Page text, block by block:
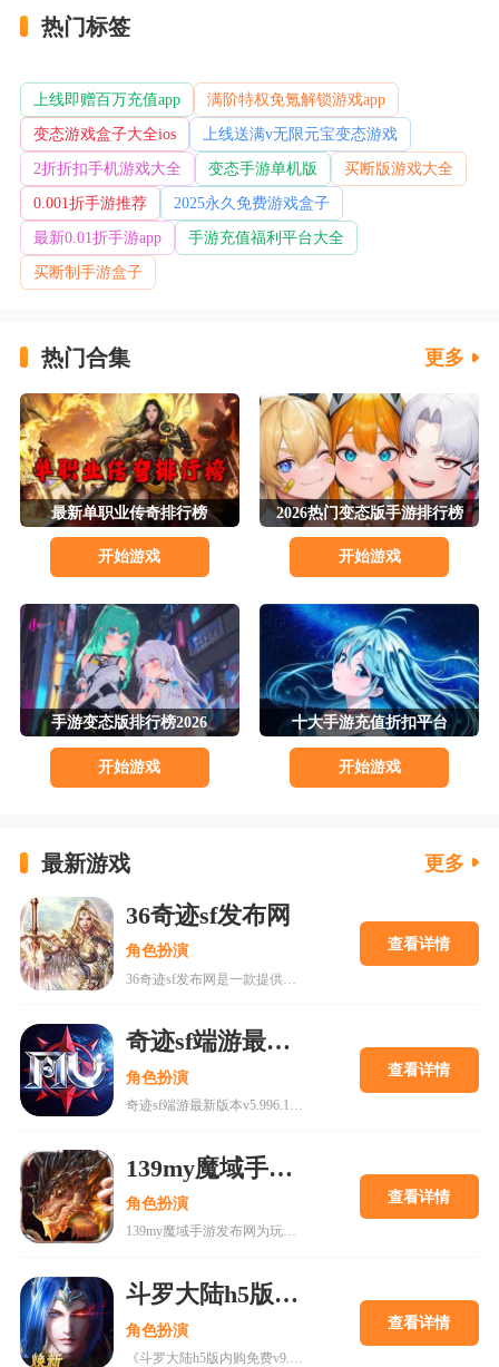
热门标签
上线即赠百万充值app
满阶特权免氪解锁游戏app
变态游戏盒子大全ios
上线送满v无限元宝变态游戏
2折折扣手机游戏大全
变态手游单机版
买断版游戏大全
0.001折手游推荐
2025永久免费游戏盒子
最新0.01折手游app
手游充值福利平台大全
买断制手游盒子
热门合集 更多
最新单职业传奇排行榜
开始游戏
2026热门变态版手游排行榜
开始游戏
手游变态版排行榜2026
开始游戏
十大手游充值折扣平台
开始游戏
最新游戏 更多
36奇迹sf发布网
角色扮演 查看详情
奇迹sf端游最新发布网v5.996.1629
角色扮演
奇迹sf端游最新版本v5.996.1629带来全新魔幻MMO体验，包含多种职业选择和特色玩法。游戏提供丰富福利，如创角即送钻石、经验丹等，提升玩家游戏体验。新增魂器装备系统和休闲小游戏，增强互动性与趣味性。版本更新还推出永恒之树功能，优化战斗属性与技能体系，适合喜欢RPG和竞技的玩家。立即下载，开启你的冒险之旅。
查看详情
139my魔域手游发布网sf
角色扮演
139my魔域手游发布网为玩家提供高爆率、快速升级的魔域手游版本，主打不氪金、绿色健康的游戏模式。游戏包含幻兽养成、跨服PK、军团战等丰富玩法，支持离线挂机与自动回收装备，提升游戏效率。特色副本和职业系统满足不同玩家需求，定期更新保持内容新鲜度。适合追求公平竞技与长期可玩性的玩家，是一款值得体验的魔域手游平台。
查看详情
斗罗大陆h5版内购免费v9.5.8
角色扮演
《斗罗大陆h5版内购免费v9.5.8》是一款与腾讯视频《斗罗大陆》动画合作的手游，还原原著世界观，提供史莱克学院、唐门等经典场景。游戏包含副本挑战、养成系统及PVP/PVE玩法，支持连抽豪礼、登录送魂师等多重福利。玩家可通过充值获取丰厚奖励，体验动作卡牌新模式，激活英雄宿命组合，提升战斗实力。游戏版本为v9.5.8，支持中文，大小为63.84MB，适合角色扮演爱好者下载体验。
查看详情